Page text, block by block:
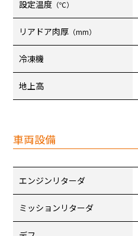
設定温度 （℃）
リアドア肉厚 （mm）
冷凍機
地上高
車両設備
エンジンリターダ
ミッションリターダ